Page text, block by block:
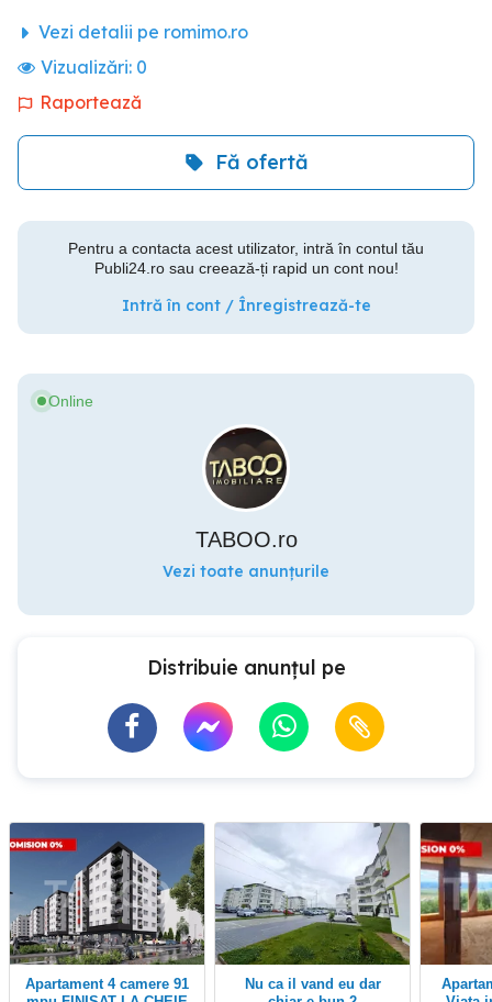
Vezi detalii pe romimo.ro
Vizualizări: 0
Raportează
Fă ofertă
Pentru a contacta acest utilizator, intră în contul tău
Publi24.ro sau creează-ți rapid un cont nou!
Intră în cont / Înregistrează-te
Online
TABOO.ro
Vezi toate anunțurile
Distribuie anunțul pe
Apartament 4 camere 91
Nu ca il vand eu dar
Apartament 4 camere -